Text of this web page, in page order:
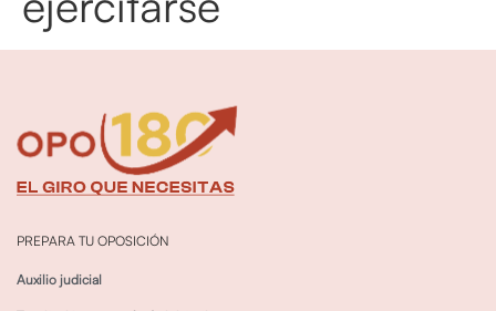
PREPARA TU OPOSICIÓN
Auxilio judicial